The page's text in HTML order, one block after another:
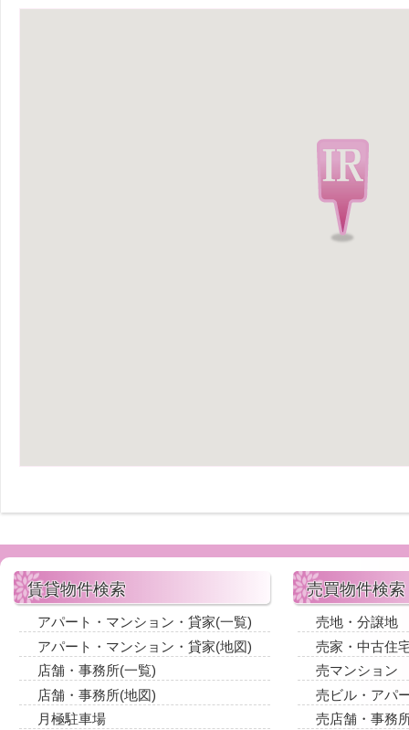
賃貸物件検索
アパート・マンション・貸家(一覧)
アパート・マンション・貸家(地図)
店舗・事務所(一覧)
店舗・事務所(地図)
月極駐車場
売買物件検索
売地・分譲地
売家・中古住
売マンション
売ビル・アパ
売店舗・事務